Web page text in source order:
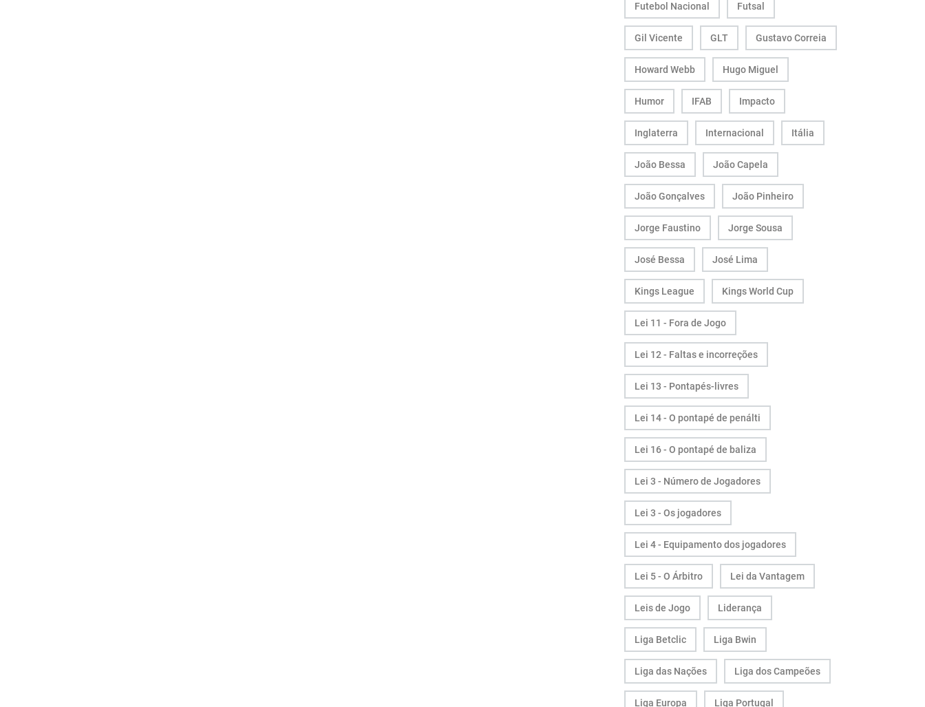
Futebol Nacional Futsal
Gil Vicente GLT Gustavo Correia
Howard Webb Hugo Miguel
Humor IFAB Impacto
Inglaterra Internacional Itália
João Bessa João Capela
João Gonçalves João Pinheiro
Jorge Faustino Jorge Sousa
José Bessa José Lima
Kings League Kings World Cup
Lei 11 - Fora de Jogo
Lei 12 - Faltas e incorreções
Lei 13 - Pontapés-livres
Lei 14 - O pontapé de penálti
Lei 16 - O pontapé de baliza
Lei 3 - Número de Jogadores
Lei 3 - Os jogadores
Lei 4 - Equipamento dos jogadores
Lei 5 - O Árbitro Lei da Vantagem
Leis de Jogo Liderança
Liga Betclic Liga Bwin
Liga das Nações Liga dos Campeões
Liga Europa Liga Portugal